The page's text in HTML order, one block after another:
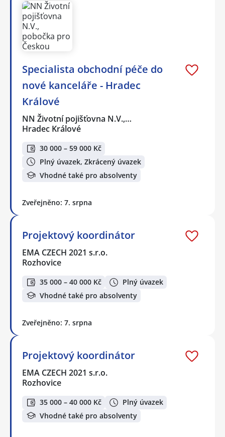
Specialista obchodní péče do
nové kanceláře - Hradec
Králové
NN Životní pojišťovna N.V.,…
Hradec Králové
30 000 – 59 000 Kč
Plný úvazek, Zkrácený úvazek
Vhodné také pro absolventy
Zveřejněno: 7. srpna
Projektový koordinátor
EMA CZECH 2021 s.r.o.
Rozhovice
35 000 – 40 000 Kč
Plný úvazek
Vhodné také pro absolventy
Zveřejněno: 7. srpna
Projektový koordinátor
EMA CZECH 2021 s.r.o.
Rozhovice
35 000 – 40 000 Kč
Plný úvazek
Vhodné také pro absolventy